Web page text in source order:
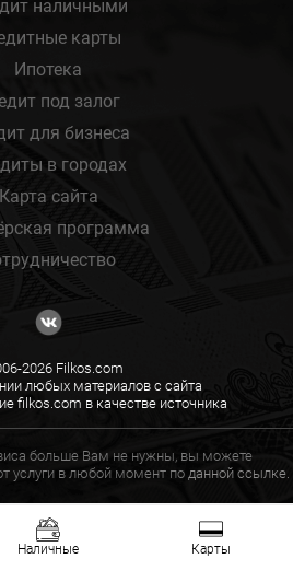
Наличные Карты
наличными
карты
Ипотека
под залог
для бизнеса
в городах
Карта сайта
программа
2026 Filkos.com
любых материалов с сайта
filkos.com в качестве источника
больше Вам не нужны, вы можете
услуги в любой момент по данной ссылке.